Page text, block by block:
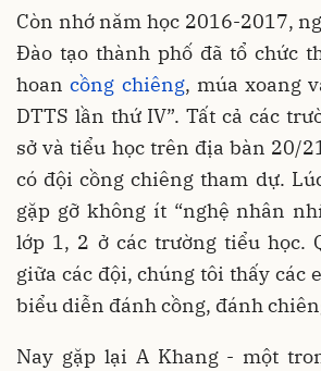
Còn nhớ năm học 2016-2017,
Đào tạo thành phố đã tổ chức
hoancồng chiêng, múa xoang
DTTS lần thứ IV”. Tất cả các
sở và tiểu học trên địa bàn 20/
có đội cồng chiêng tham dự.
gặp gỡ không ít “nghệ nhân
lớp 1, 2 ở các trường tiểu học.
giữa các đội, chúng tôi thấy các
biểu diễn đánh cồng, đánh
Nay gặp lại A Khang - một